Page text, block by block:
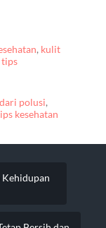
, kulit
tips
polusi,
kesehatan
Kehidupan